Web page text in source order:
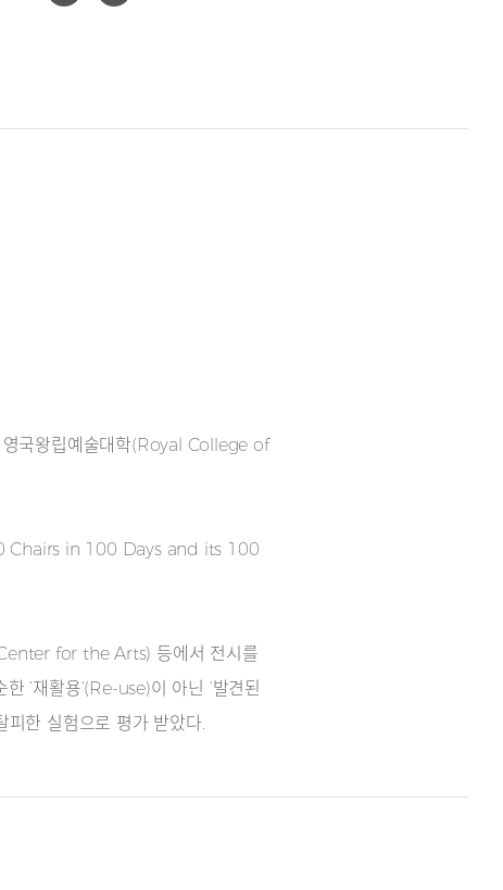
영국왕립예술대학(Royal College of
Chairs in 100 Days and its 100
for the Arts) 등에서 전시를
‘재활용‘(Re-use)이 아닌 ‘발견된
한 실험으로 평가 받았다.